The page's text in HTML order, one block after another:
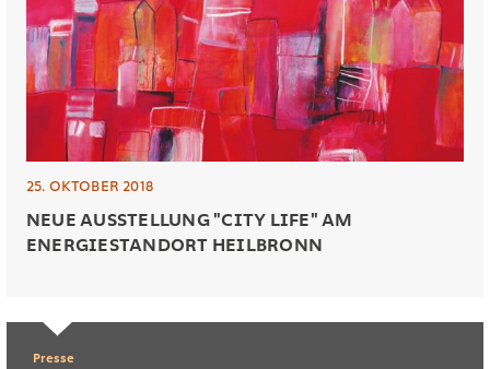
25. OKTOBER 2018
NEUE AUSSTELLUNG "CITY LIFE" AM
ENERGIESTANDORT HEILBRONN
Presse